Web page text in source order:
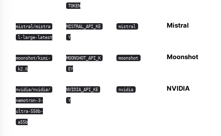
TOKEN
Mistral
mistral
MISTRAL_API_KE
Y
mistral/mistra
l-large-latest
Moonshot
moonshot
MOONSHOT_API_K
EY
moonshot/kimi-
k2.6
NVIDIA
nvidia
NVIDIA_API_KE
Y
nvidia/nvidia/
nemotron-3-
ultra-550b-
a55b